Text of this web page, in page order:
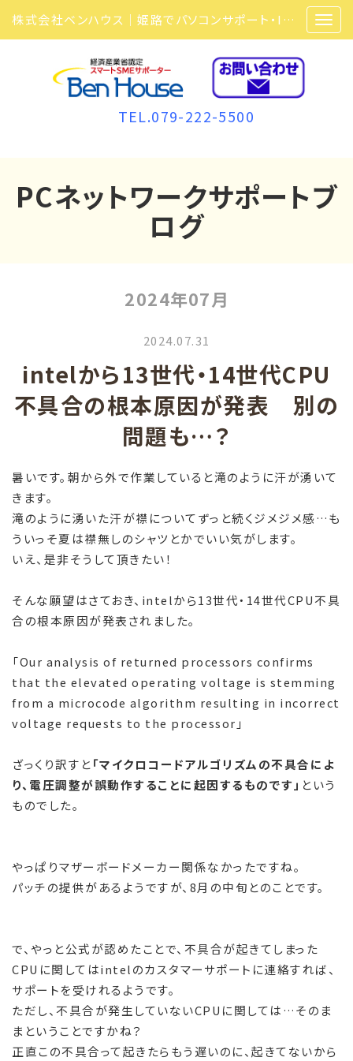
株式会社ベンハウス｜姫路でパソコンサポート・ITサポート・ITセキュリティ・複合機・ビジネスフォンなら弊社にお任せ
TEL.079-222-5500
PCネットワークサポートブ
ログ
2024年07月
2024.07.31
intelから13世代・14世代CPU
不具合の根本原因が発表 別の
問題も…？
暑いです。朝から外で作業していると滝のように汗が湧いて
きます。
滝のように湧いた汗が襟についてずっと続くジメジメ感…も
ういっそ夏は襟無しのシャツとかでいい気がします。
いえ、是非そうして頂きたい！
そんな願望はさておき、intelから13世代・14世代CPU不具
合の根本原因が発表されました。
「Our analysis of returned processors confirms
that the elevated operating voltage is stemming
from a microcode algorithm resulting in incorrect
voltage requests to the processor」
ざっくり訳すと「マイクロコードアルゴリズムの不具合によ
り、電圧調整が誤動作することに起因するものです」 という
ものでした。
やっぱりマザーボードメーカー関係なかったですね。
パッチの提供があるようですが、8月の中旬とのことです。
で、やっと公式が認めたことで、不具合が起きてしまった
CPUに関してはintelのカスタマーサポートに連絡すれば、
サポートを受けれるようです。
ただし、不具合が発生していないCPUに関しては…そのま
まということですかね？
正直この不具合って起きたらもう遅いのに、起きてないから